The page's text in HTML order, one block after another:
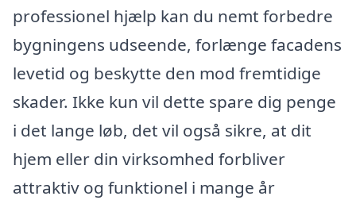
professionel hjælp kan du nemt forbedre
bygningens udseende, forlænge facadens
levetid og beskytte den mod fremtidige
skader. Ikke kun vil dette spare dig penge
i det lange løb, det vil også sikre, at dit
hjem eller din virksomhed forbliver
attraktiv og funktionel i mange år